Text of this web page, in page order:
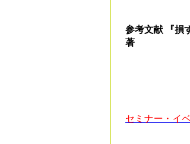
参考文献 『損
著
セミナー・イ